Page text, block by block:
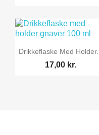
 Vis her
Drikkeflaske Med Holder...
17,00 kr.